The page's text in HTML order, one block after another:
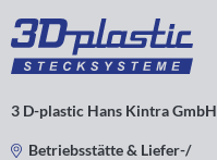
3 D-plastic Hans Kintra GmbH
Betriebsstätte & Liefer-/